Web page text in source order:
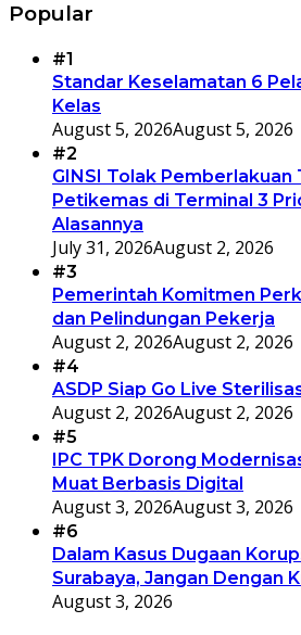
Popular
#1
Standar Keselamatan 6
Kelas
August 5, 2026August 5, 2026
#2
GINSI Tolak Pemberlakuan
Petikemas di Terminal 3
Alasannya
July 31, 2026August 2, 2026
#3
Pemerintah Komitmen
dan Pelindungan Pekerja
August 2, 2026August 2, 2026
#4
ASDP Siap Go Live
August 2, 2026August 2, 2026
#5
IPC TPK Dorong
Muat Berbasis Digital
August 3, 2026August 3, 2026
#6
Dalam Kasus Dugaan
Surabaya, Jangan Dengan
August 3, 2026